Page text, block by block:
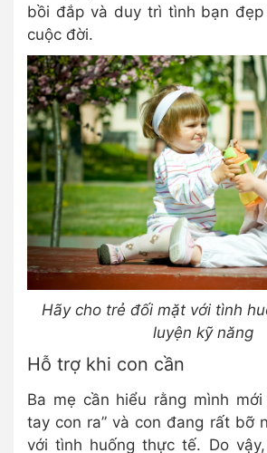
bồi đắp và duy trì tình bạn
cuộc đời.
Hãy cho trẻ đối mặt với tình
luyện kỹ năng
Hỗ trợ khi con cần
Ba mẹ cần hiểu rằng mình mới
tay con ra” và con đang rất bỡ
với tình huống thực tế. Do